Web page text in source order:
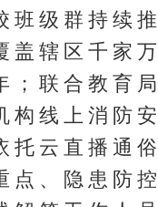
班级群持续
盖辖区千家
；联合教育
构线上消防
托云直播通
点、隐患防